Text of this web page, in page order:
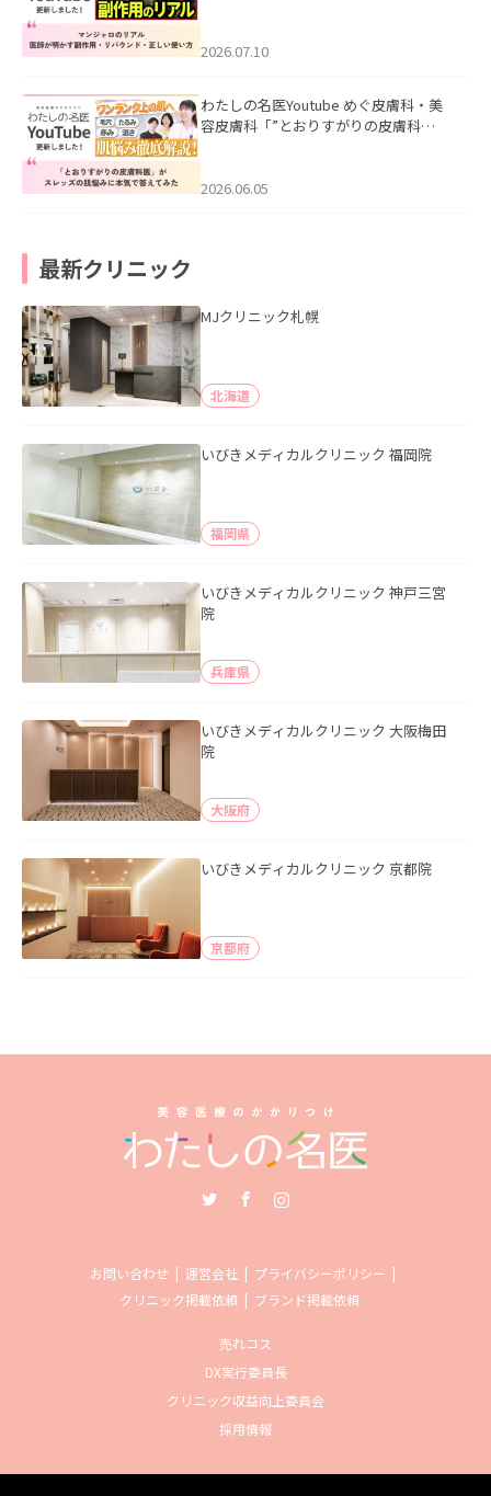
た。
2026.07.10
わたしの名医Youtube めぐ皮膚科・美
容皮膚科「”とおりすがりの皮膚科
2026.06.05
最新クリニック
MJクリニック札幌
北海道
いびきメディカルクリニック 福岡院
福岡県
いびきメディカルクリニック 神戸三宮
院
兵庫県
いびきメディカルクリニック 大阪梅田
院
大阪府
いびきメディカルクリニック 京都院
京都府
お問い合わせ 運営会社
プライバシーポリシー
クリニック掲載依頼
ブランド掲載依頼
売れコス
DX実行委員長
クリニック収益向上委員会
採用情報